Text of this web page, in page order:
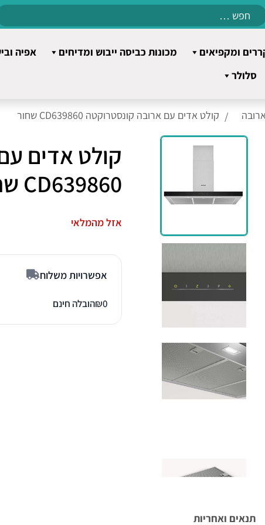
Search
ומקפיאים מכונות כביסה ייבוש ומדיחים
אפיה
סלולר
קולט אדים עם ארובה קונסטרוקטה CD639860 שחור
קולט אדים
CD639860 שחור
אזל מהמלאי
אפשרויות משלוח
₪0 הובלה חינם
תנאים ואחריות